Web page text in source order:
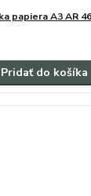
papiera A3 AR
Pridať do košíka